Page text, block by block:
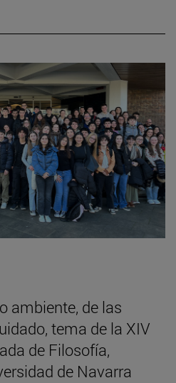
ambiente, de las
tema de la XIV
de Filosofía,
de Navarra